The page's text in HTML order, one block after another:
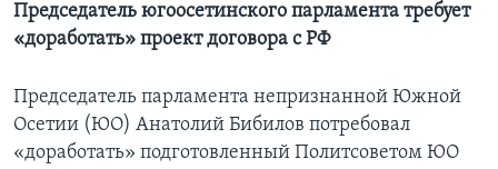
Председатель югоосетинского парламента требует
«доработать» проект договора с РФ
Председатель парламента непризнанной Южной
Осетии (ЮО) Анатолий Бибилов потребовал
«доработать» подготовленный Политсоветом ЮО